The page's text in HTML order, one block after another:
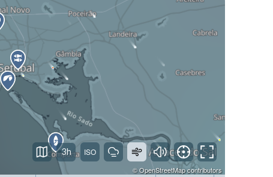
©OpenStreetMapcontributors
3h